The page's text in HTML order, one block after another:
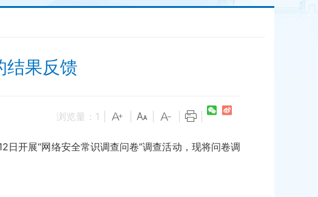
结果反馈
浏览量： 1
开展“网络安全常识调查问卷”调查活动，现将问卷调